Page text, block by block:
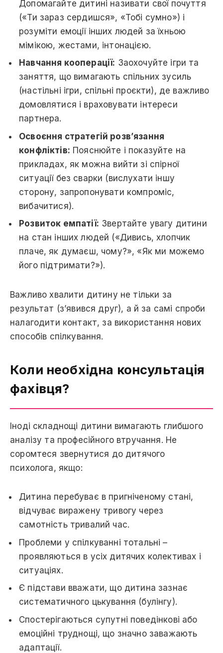
Допомагайте дитині називати свої почуття
(«Ти зараз сердишся», «Тобі сумно») і
розуміти емоції інших людей за їхньою
мімікою, жестами, інтонацією.
Навчання кооперації: Заохочуйте ігри та
заняття, що вимагають спільних зусиль
(настільні ігри, спільні проєкти), де важливо
домовлятися і враховувати інтереси
партнера.
Освоєння стратегій розв’язання
конфліктів: Пояснюйте і показуйте на
прикладах, як можна вийти зі спірної
ситуації без сварки (вислухати іншу
сторону, запропонувати компроміс,
вибачитися).
Розвиток емпатії: Звертайте увагу дитини
на стан інших людей («Дивись, хлопчик
плаче, як думаєш, чому?», «Як ми можемо
його підтримати?»).
Важливо хвалити дитину не тільки за
результат (з’явився друг), а й за самі спроби
налагодити контакт, за використання нових
способів спілкування.
Коли необхідна консультація
фахівця?
Іноді складнощі дитини вимагають глибшого
аналізу та професійного втручання. Не
соромтеся звернутися до дитячого
психолога, якщо:
Дитина перебуває в пригніченому стані,
відчуває виражену тривогу через
самотність тривалий час.
Проблеми у спілкуванні тотальні –
проявляються в усіх дитячих колективах і
ситуаціях.
Є підстави вважати, що дитина зазнає
систематичного цькування (булінгу).
Спостерігаються супутні поведінкові або
емоційні труднощі, що значно заважають
адаптації.